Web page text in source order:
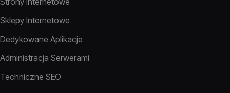
Sklepy Internetowe
Dedykowane Aplikacje
Administracja Serwerami
Techniczne SEO